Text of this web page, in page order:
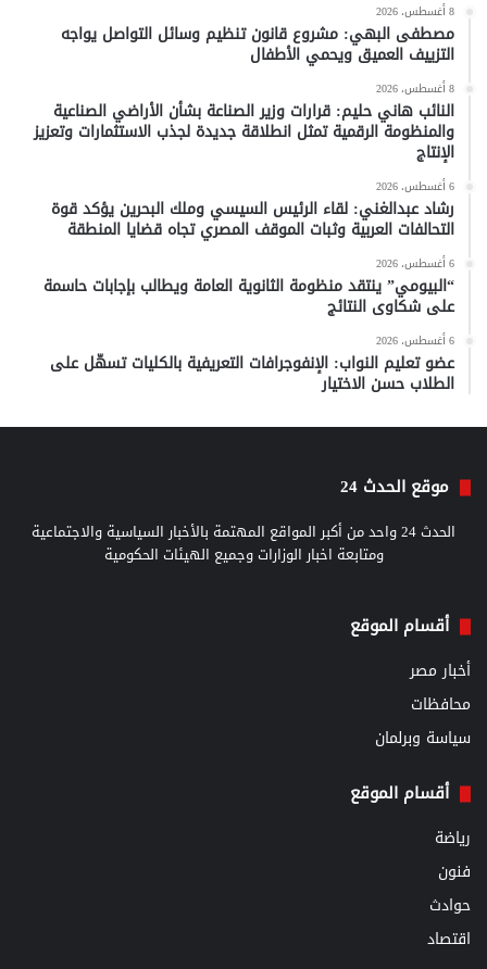
8 أغسطس، 2026
مصطفى البهي: مشروع قانون تنظيم وسائل التواصل يواجه
التزييف العميق ويحمي الأطفال
8 أغسطس، 2026
النائب هاني حليم: قرارات وزير الصناعة بشأن الأراضي الصناعية
والمنظومة الرقمية تمثل انطلاقة جديدة لجذب الاستثمارات وتعزيز
الإنتاج
6 أغسطس، 2026
رشاد عبدالغني: لقاء الرئيس السيسي وملك البحرين يؤكد قوة
التحالفات العربية وثبات الموقف المصري تجاه قضايا المنطقة
6 أغسطس، 2026
“البيومي” ينتقد منظومة الثانوية العامة ويطالب بإجابات حاسمة
على شكاوى النتائج
6 أغسطس، 2026
عضو تعليم النواب: الإنفوجرافات التعريفية بالكليات تسهّل على
الطلاب حسن الاختيار
موقع الحدث 24
الحدث 24 واحد من أكبر المواقع المهتمة بالأخبار السياسية والاجتماعية
ومتابعة اخبار الوزارات وجميع الهيئات الحكومية
أقسام الموقع
أخبار مصر
محافظات
سياسة وبرلمان
أقسام الموقع
رياضة
فنون
حوادث
اقتصاد